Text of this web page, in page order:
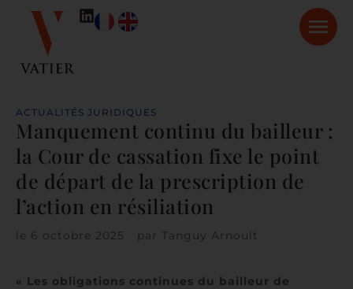
ACTUALITÉS JURIDIQUES
Manquement continu du bailleur :
la Cour de cassation fixe le point
de départ de la prescription de
l’action en résiliation
le 6 octobre 2025 par Tanguy Arnoult
« Les obligations continues du bailleur de